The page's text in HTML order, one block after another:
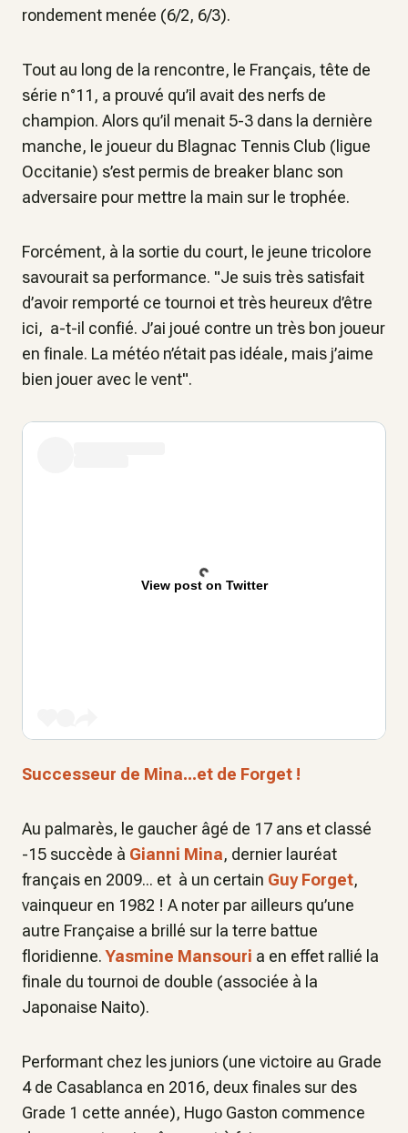
rondement menée (6/2, 6/3).
Tout au long de la rencontre, le Français, tête de
série n°11, a prouvé qu’il avait des nerfs de
champion. Alors qu’il menait 5-3 dans la dernière
manche, le joueur du Blagnac Tennis Club (ligue
Occitanie) s’est permis de breaker blanc son
adversaire pour mettre la main sur le trophée.
Forcément, à la sortie du court, le jeune tricolore
savourait sa performance. "Je suis très satisfait
d’avoir remporté ce tournoi et très heureux d’être
ici, a-t-il confié. J’ai joué contre un très bon joueur
en finale. La météo n’était pas idéale, mais j’aime
bien jouer avec le vent".
View post on Twitter
Successeur de Mina...et de Forget !
Au palmarès, le gaucher âgé de 17 ans et classé
-15 succède à Gianni Mina, dernier lauréat
français en 2009... et à un certain Guy Forget,
vainqueur en 1982 ! A noter par ailleurs qu’une
autre Française a brillé sur la terre battue
floridienne.Yasmine Mansouri a en effet rallié la
finale du tournoi de double (associée à la
Japonaise Naito).
Performant chez les juniors (une victoire au Grade
4 de Casablanca en 2016, deux finales sur des
Grade 1 cette année), Hugo Gaston commence